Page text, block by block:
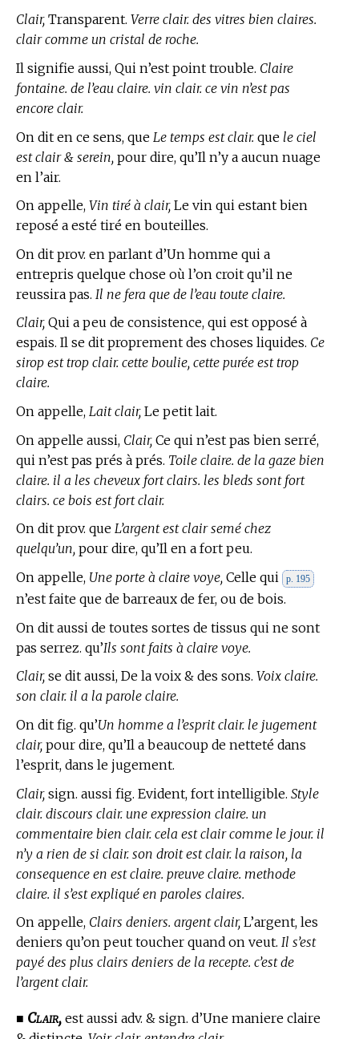
Clair, Transparent. Verre clair. des vitres bien claires.
clair comme un cristal de roche.
Il signifie aussi, Qui n’est point trouble. Claire
fontaine. de l’eau claire. vin clair. ce vin n’est pas
encore clair.
On dit en ce sens, que Le temps est clair. que le ciel
est clair & serein, pour dire, qu’Il n’y a aucun nuage
en l’air.
On appelle, Vin tiré à clair, Le vin qui estant bien
reposé a esté tiré en bouteilles.
On dit prov. en parlant d’Un homme qui a
entrepris quelque chose où l’on croit qu’il ne
reussira pas. Il ne fera que de l’eau toute claire.
Clair, Qui a peu de consistence, qui est opposé à
espais. Il se dit proprement des choses liquides. Ce
sirop est trop clair. cette boulie, cette purée est trop
claire.
On appelle, Lait clair, Le petit lait.
On appelle aussi, Clair, Ce qui n’est pas bien serré,
qui n’est pas prés à prés. Toile claire. de la gaze bien
claire. il a les cheveux fort clairs. les bleds sont fort
clairs. ce bois est fort clair.
On dit prov. que L’argent est clair semé chez
quelqu’un, pour dire, qu’Il en a fort peu.
On appelle, Une porte à claire voye, Celle qui p. 195
n’est faite que de barreaux de fer, ou de bois.
On dit aussi de toutes sortes de tissus qui ne sont
pas serrez. qu’Ils sont faits à claire voye.
Clair, se dit aussi, De la voix & des sons. Voix claire.
son clair. il a la parole claire.
On dit fig. qu’Un homme a l’esprit clair. le jugement
clair, pour dire, qu’Il a beaucoup de netteté dans
l’esprit, dans le jugement.
Clair, sign. aussi fig. Evident, fort intelligible. Style
clair. discours clair. une expression claire. un
commentaire bien clair. cela est clair comme le jour. il
n’y a rien de si clair. son droit est clair. la raison, la
consequence en est claire. preuve claire. methode
claire. il s’est expliqué en paroles claires.
On appelle, Clairs deniers. argent clair, L’argent, les
deniers qu’on peut toucher quand on veut. Il s’est
payé des plus clairs deniers de la recepte. c’est de
l’argent clair.
■ Clair, est aussi adv. & sign. d’Une maniere claire